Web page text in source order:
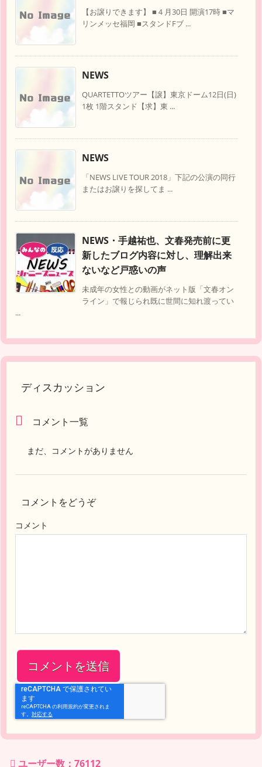
【お譲りできます】 ■４月30日 開演17時 ■マ
リンメッセ福岡 ■スタンドFブ ...
NEWS
QUARTETTOツアー【譲】東京ドーム12日(日)
1枚 1階スタンド【求】東 ...
NEWS
「NEWS LIVE TOUR 2018」下記の公演の同行
またはお譲りを探してま ...
NEWS・手越祐也、文春発売前に更
新したブログ内容に対し、理解出来
ないなど戸惑いの声
未成年の女性との動画がネット版「文春オン
ライン」で報じられ既に世間に知れ渡ってい
...
ディスカッション
コメント一覧
まだ、コメントがありません
コメントをどうぞ
コメント
ユーザー数：76112